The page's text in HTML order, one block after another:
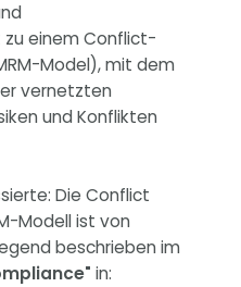
zu einem Conflict-
Model), mit dem
vernetzten
und Konflikten
Die Conflict
Modell ist von
beschrieben im
in: